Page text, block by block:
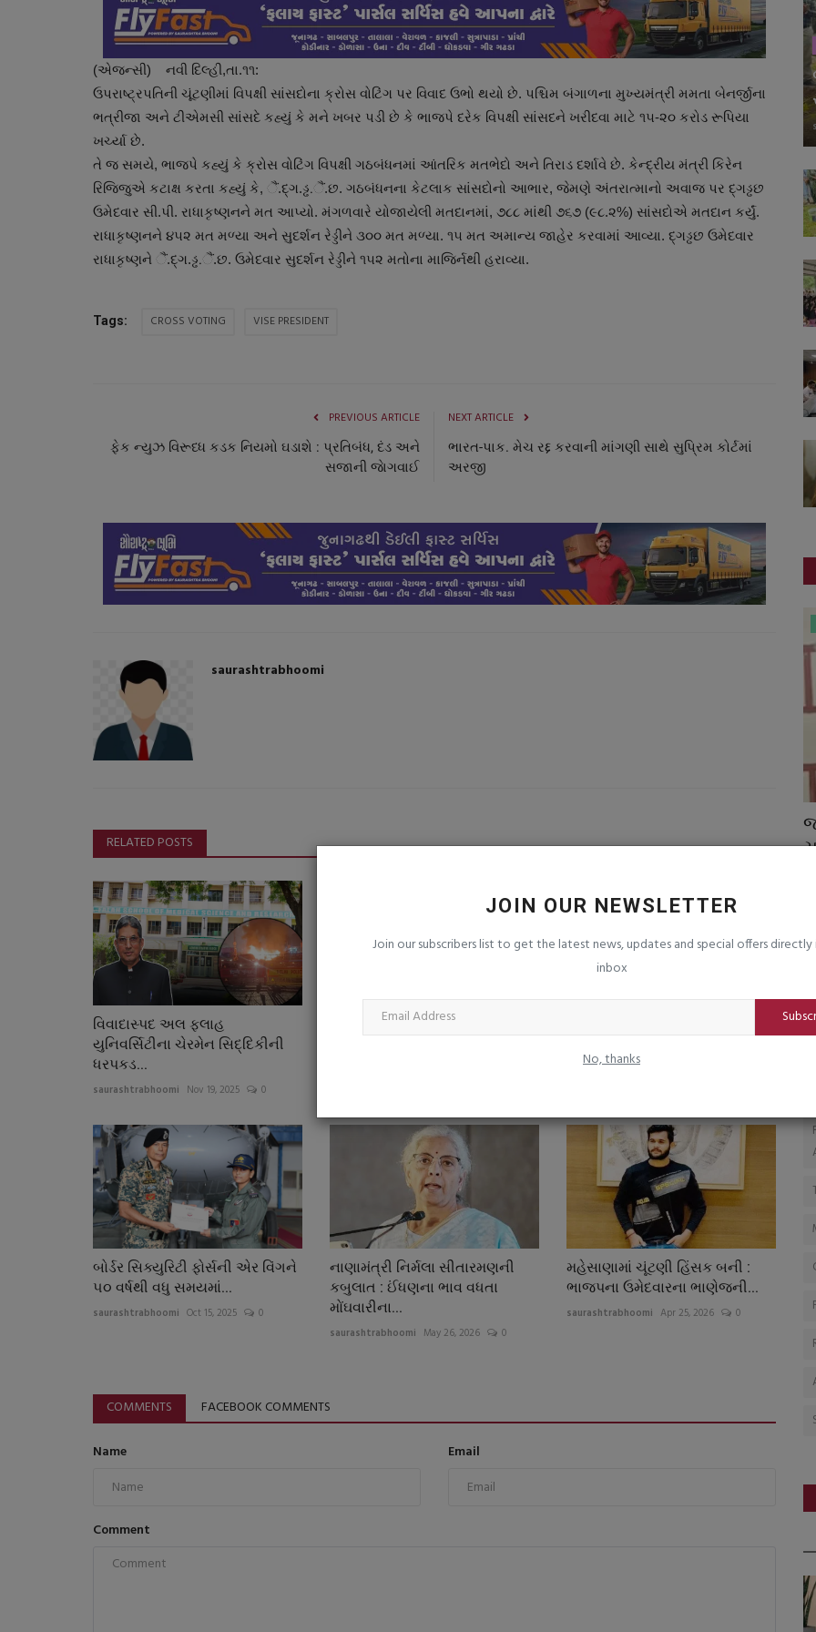
JOIN OUR NEWSLETTER
Join our subscribers list to get the latest news, updates and special offers directly
inbox
No, thanks
(એજન્સી) નવી દિલ્હી,તા.૧૧:
ઉપરાષ્ટ્રપતિની ચૂંટણીમાં વિપક્ષી સાંસદોના ક્રોસ વોટિંગ પર વિવાદ ઉભો થયો છે. પશ્ચિમ બંગાળના મુખ્યમંત્રી મમતા બેનર્જીના
ભત્રીજા અને ટીએમસી સાંસદે કહ્યું કે મને ખબર પડી છે કે ભાજપે દરેક વિપક્ષી સાંસદને ખરીદવા માટે ૧૫-૨૦ કરોડ રૂપિયા
ખર્ચ્યા છે.
તે જ સમયે, ભાજપે કહ્યું કે ક્રોસ વોટિંગ વિપક્ષી ગઠબંધનમાં આંતરિક મતભેદો અને તિરાડ દર્શાવે છે. કેન્દ્રીય મંત્રી કિરેન
રિજિજુએ કટાક્ષ કરતા કહ્યું કે, ૈં.દ્ગ.ડ્ઢ.ૈં.છ. ગઠબંધનના કેટલાક સાંસદોનો આભાર, જેમણે અંતરાત્માનો અવાજ પર દ્ગડ્ઢછ
ઉમેદવાર સી.પી. રાધાકૃષ્ણનને મત આપ્યો. મંગળવારે યોજાયેલી મતદાનમાં, ૭૮૮ માંથી ૭૬૭ (૯૮.૨%) સાંસદોએ મતદાન કર્યું.
રાધાકૃષ્ણનને ૪૫૨ મત મળ્યા અને સુદર્શન રેડ્ડીને ૩૦૦ મત મળ્યા. ૧૫ મત અમાન્ય જાહેર કરવામાં આવ્યા. દ્ગડ્ઢછ ઉમેદવાર
રાધાકૃષ્ણને ૈં.દ્ગ.ડ્ઢ.ૈં.છ. ઉમેદવાર સુદર્શન રેડ્ડીને ૧૫૨ મતોના માજિર્નથી હરાવ્યા.
Tags: CROSS VOTING VISE PRESIDENT
PREVIOUS ARTICLE
ફેક ન્યુઝ વિરૂધ્ધ કડક નિયમો ઘડાશે : પ્રતિબંધ, દંડ અને
સજાની જાેગવાઈ
NEXT ARTICLE
ભારત-પાક. મેચ રદ્દ કરવાની માંગણી સાથે સુપ્રિમ કોર્ટમાં
અરજી
saurashtrabhoomi
RELATED POSTS
વિવાદાસ્પદ અલ ફલાહ
યુનિવર્સિટીના ચેરમેન સિદ્દિકીની
ધરપકડ...
saurashtrabhoomi Nov 19, 2025 0
વિદેશ પ્રવાસેથી પરત આવતાની
saurashtrabhoomi
બોર્ડર સિક્યુરિટી ફોર્સની એર વિંગને
૫૦ વર્ષથી વધુ સમયમાં...
saurashtrabhoomi Oct 15, 2025 0
નાણામંત્રી નિર્મલા સીતારમણની
કબુલાત : ઈંધણના ભાવ વધતા
મોંઘવારીના...
saurashtrabhoomi May 26, 2026 0
મહેસાણામાં ચૂંટણી હિંસક બની :
ભાજપના ઉમેદવારના ભાણેજની...
saurashtrabhoomi Apr 25, 2026 0
COMMENTS FACEBOOK COMMENTS
Name Email
Comment
વૃક્ષારોપણ કાર્યક્રમ યોજાયો
saurashtrabhoomi Aug 7, 2026
નિંદ્રામાં...